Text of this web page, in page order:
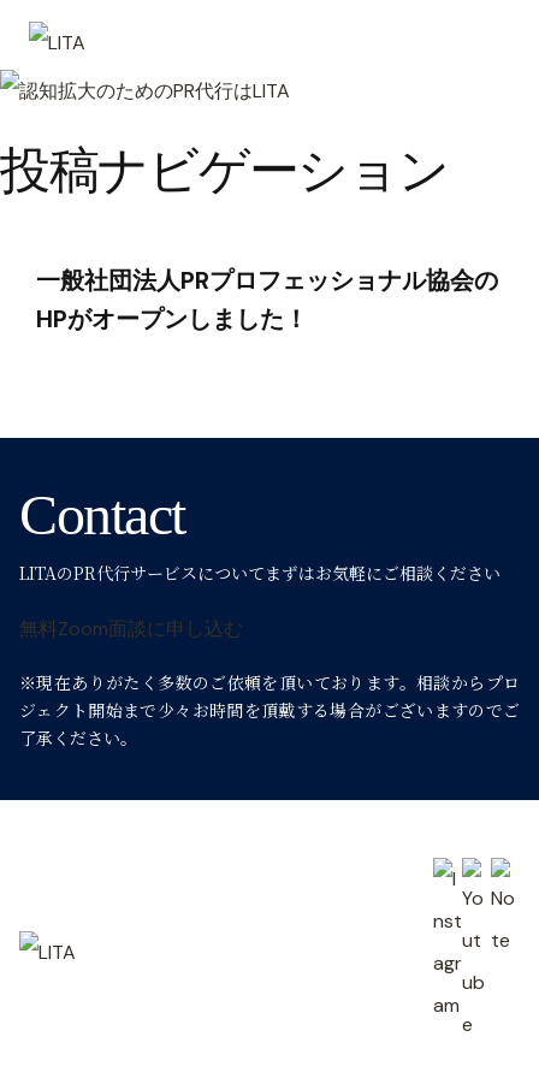
投稿ナビゲーション
一般社団法人PRプロフェッショナル協会の
HPがオープンしました！
Contact
LITAのPR代行サービスについてまずはお気軽にご相談ください
無料Zoom面談に申し込む
※現在ありがたく多数のご依頼を頂いております。相談からプロ
ジェクト開始まで少々お時間を頂戴する場合がございますのでご
了承ください。